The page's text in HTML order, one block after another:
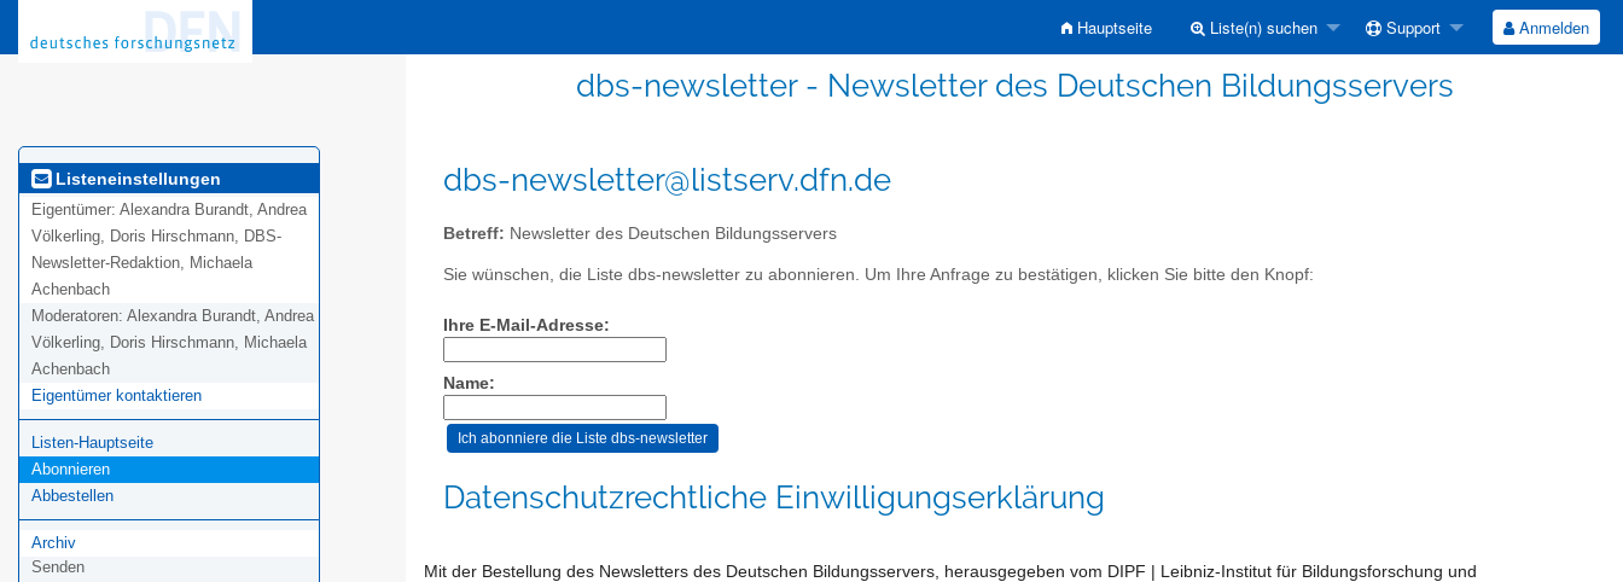
Hauptseite Liste(n) suchen Support Anmelden
dbs-newsletter - Newsletter des Deutschen Bildungsservers
Listeneinstellungen
Eigentümer: Alexandra Burandt, Andrea
Völkerling, Doris Hirschmann, DBS-
Newsletter-Redaktion, Michaela
Achenbach
Moderatoren: Alexandra Burandt, Andrea
Völkerling, Doris Hirschmann, Michaela
Achenbach
Eigentümer kontaktieren
Listen-Hauptseite
Abonnieren
Abbestellen
Archiv
Senden
dbs-newsletter@listserv.dfn.de
Betreff: Newsletter des Deutschen Bildungsservers
Sie wünschen, die Liste dbs-newsletter zu abonnieren. Um Ihre Anfrage zu bestätigen, klicken Sie bitte den Knopf:
Ihre E-Mail-Adresse:
Name:
Datenschutzrechtliche Einwilligungserklärung
Mit der Bestellung des Newsletters des Deutschen Bildungsservers, herausgegeben vom DIPF | Leibniz-Institut für Bildungsforschung und